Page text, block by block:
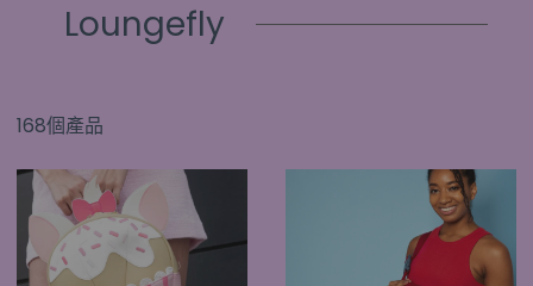
Loungefly
168個產品